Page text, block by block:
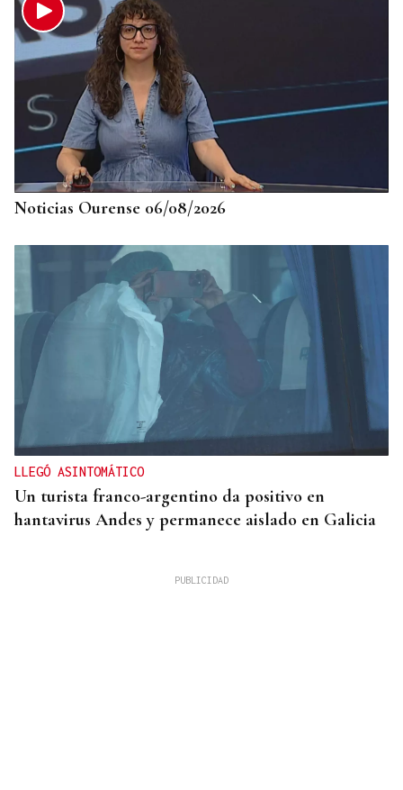
Noticias Ourense 06/08/2026
LLEGÓ ASINTOMÁTICO
Un turista franco-argentino da positivo en
hantavirus Andes y permanece aislado en Galicia